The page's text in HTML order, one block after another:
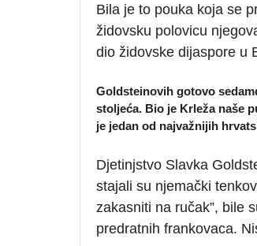
Bila je to pouka koja se
židovsku polovicu
dio židovske dijaspore u
Goldsteinovih gotovo
stoljeća. Bio je Krleža naše
je jedan od najvažnijih
Djetinjstvo Slavka
stajali su njemački
zakasniti na ručak”, bile
predratnih frankovaca.